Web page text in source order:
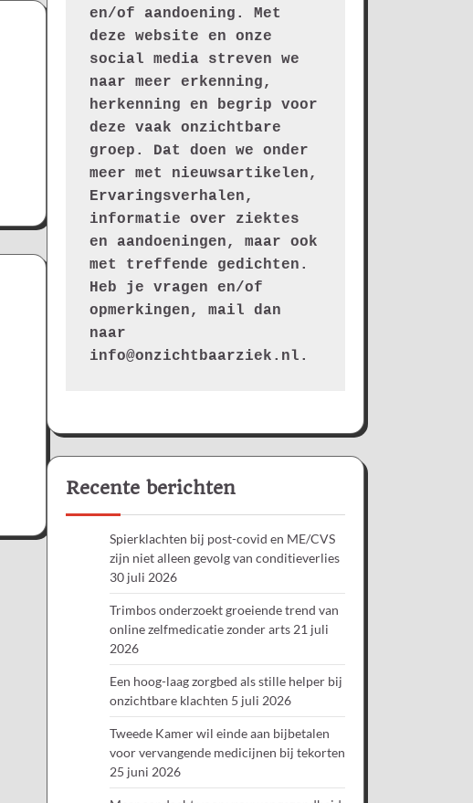
en/of aandoening. Met
deze website en onze
social media streven we
naar meer erkenning,
herkenning en begrip voor
deze vaak onzichtbare
groep. Dat doen we onder
meer met nieuwsartikelen,
Ervaringsverhalen,
informatie over ziektes
en aandoeningen, maar ook
met treffende gedichten.
Heb je vragen en/of
opmerkingen, mail dan
naar
info@onzichtbaarziek.nl.
Recente berichten
Spierklachten bij post-covid en ME/CVS
zijn niet alleen gevolg van conditieverlies
30 juli 2026
Trimbos onderzoekt groeiende trend van
online zelfmedicatie zonder arts 21 juli
2026
Een hoog-laag zorgbed als stille helper bij
onzichtbare klachten 5 juli 2026
Tweede Kamer wil einde aan bijbetalen
voor vervangende medicijnen bij tekorten
25 juni 2026